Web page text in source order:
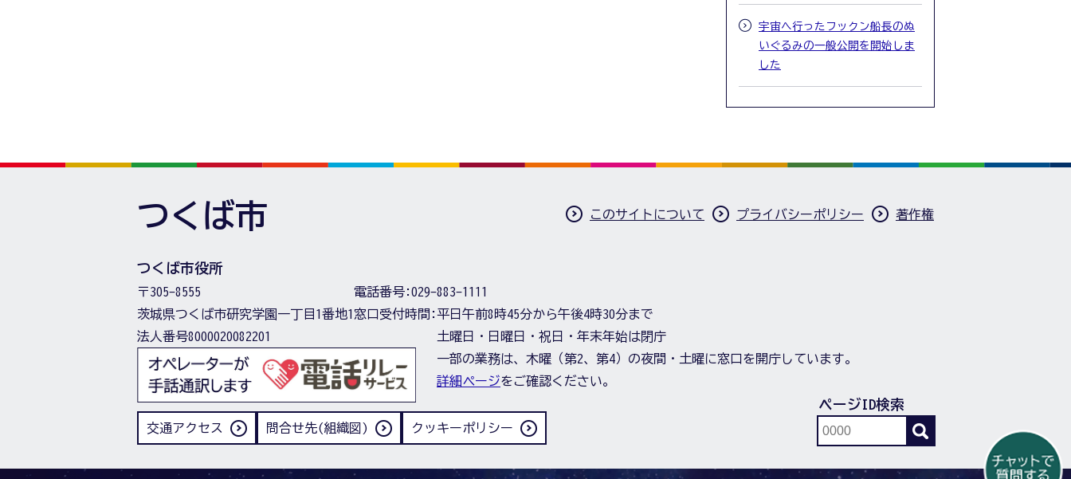
宇宙へ行ったフックン船長のぬ
いぐるみの一般公開を開始しま
した
つくば市 このサイトについて プライバシーポリシー 著作権
つくば市役所
〒305-8555
茨城県つくば市研究学園一丁目1番地1
法人番号8000020082201
電話番号:029-883-1111
窓口受付時間:平日午前8時45分から午後4時30分まで
土曜日・日曜日・祝日・年末年始は閉庁
一部の業務は、木曜（第2、第4）の夜間・土曜に窓口を開庁しています。
詳細ページをご確認ください。
交通アクセス 問合せ先(組織図) クッキーポリシー
ページID検索